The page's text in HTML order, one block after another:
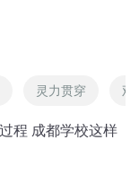
灵力贯穿 观
程 成都学校这样